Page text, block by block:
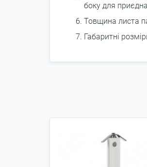
боку для
Товщина листа
Габаритні